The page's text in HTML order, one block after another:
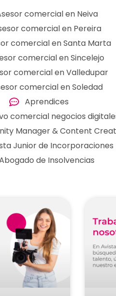
comercial en Neiva
comercial en Pereira
comercial en Santa Marta
comercial en Sincelejo
comercial en Valledupar
comercial en Soledad
Aprendices
comercial negocios
Manager & Content
Junior de Incorporaciones
de Insolvencias